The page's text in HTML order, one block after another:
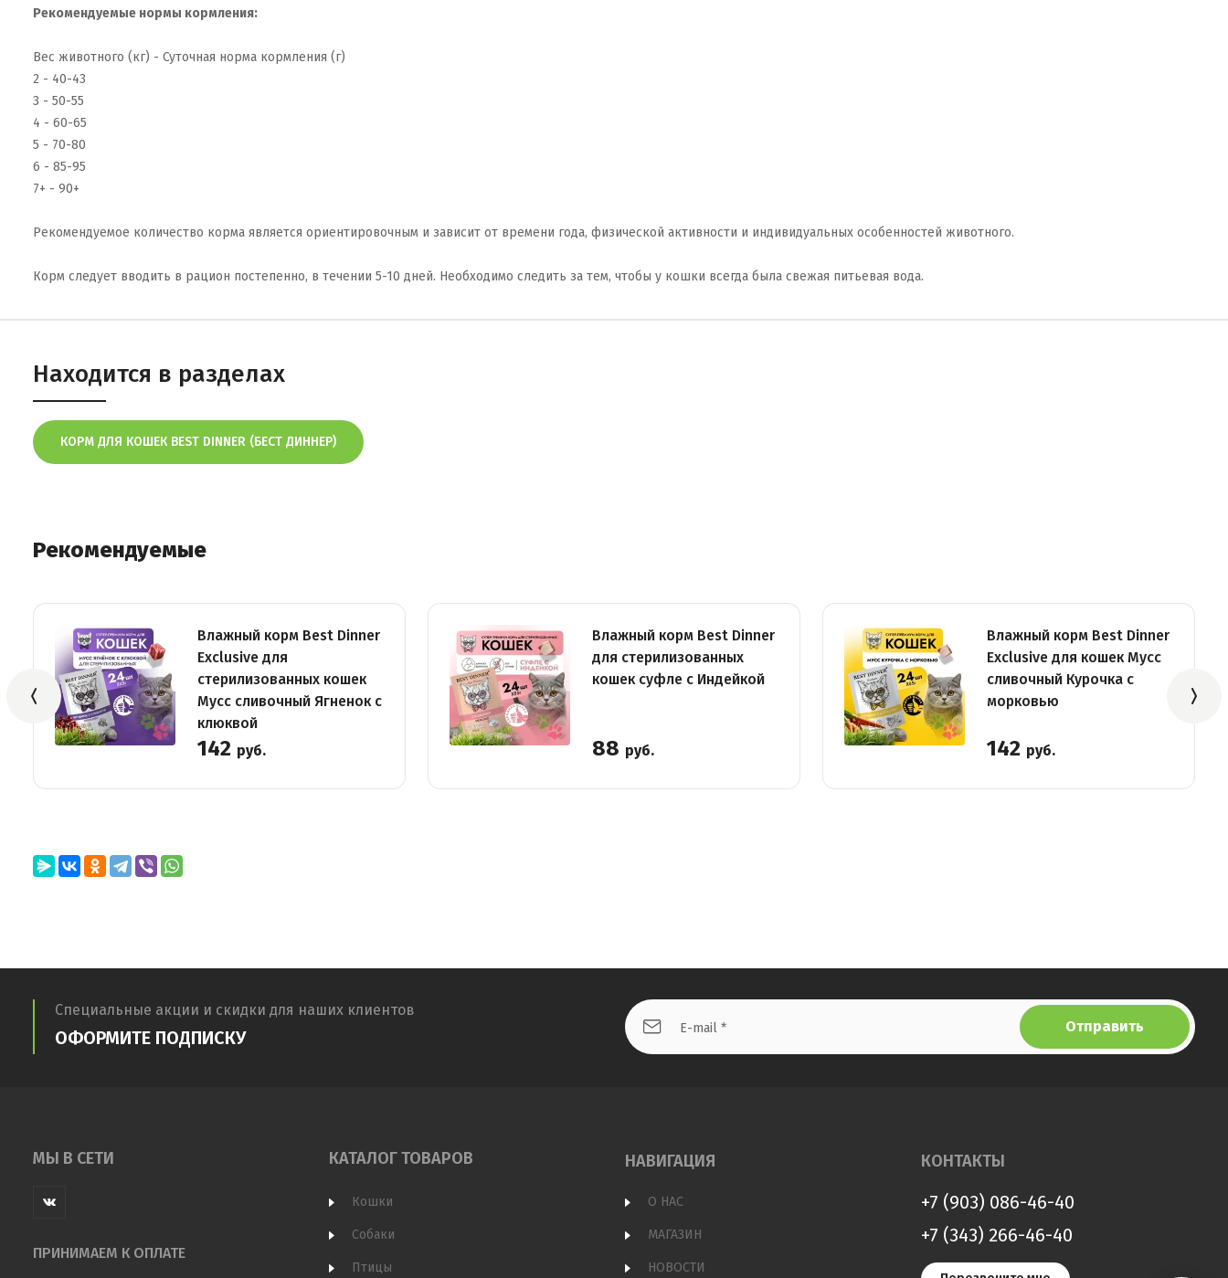
Рекомендуемые нормы кормления:
Вес животного (кг) - Суточная норма кормления (г)
2 - 40-43
3 - 50-55
4 - 60-65
5 - 70-80
6 - 85-95
7+ - 90+
Рекомендуемое количество корма является ориентировочным и зависит от времени года, физической активности и индивидуальных особенностей животного.
Корм следует вводить в рацион постепенно, в течении 5-10 дней. Необходимо следить за тем, чтобы у кошки всегда была свежая питьевая вода.
Находится в разделах
КОРМ ДЛЯ КОШЕК BEST DINNER (БЕСТ ДИННЕР)
Рекомендуемые
Влажный корм Best Dinner
Exclusive для
стерилизованных кошек
Мусс сливочный Ягненок с
клюквой
142 руб.
Влажный корм Best Dinner
для стерилизованных
кошек суфле с Индейкой
88 руб.
Влажный корм Best Dinner
Exclusive для кошек Мусс
сливочный Курочка с
морковью
142 руб.
Специальные акции и скидки для наших клиентов
ОФОРМИТЕ ПОДПИСКУ
Отправить
МЫ В СЕТИ
ПРИНИМАЕМ К ОПЛАТЕ
КАТАЛОГ ТОВАРОВ
Кошки
Собаки
Птицы
НАВИГАЦИЯ
О НАС
МАГАЗИН
НОВОСТИ
КОНТАКТЫ
+7 (903) 086-46-40
+7 (343) 266-46-40